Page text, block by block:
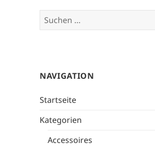
Suchen
nach:
NAVIGATION
Startseite
Kategorien
Accessoires